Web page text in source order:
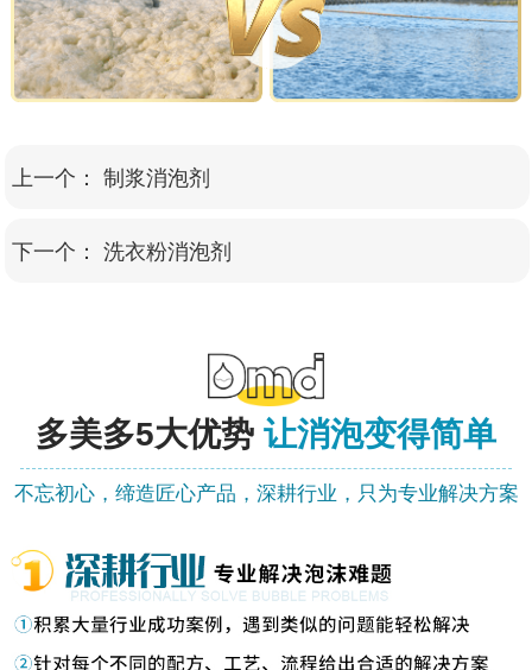
上一个： 制浆消泡剂
下一个： 洗衣粉消泡剂
多美多5大优势 让消泡变得简单
不忘初心，缔造匠心产品，深耕行业，只为专业解决方案